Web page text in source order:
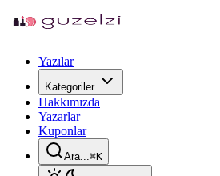
Yazılar
Kategoriler
Hakkımızda
Yazarlar
Kuponlar
Ara...⌘K